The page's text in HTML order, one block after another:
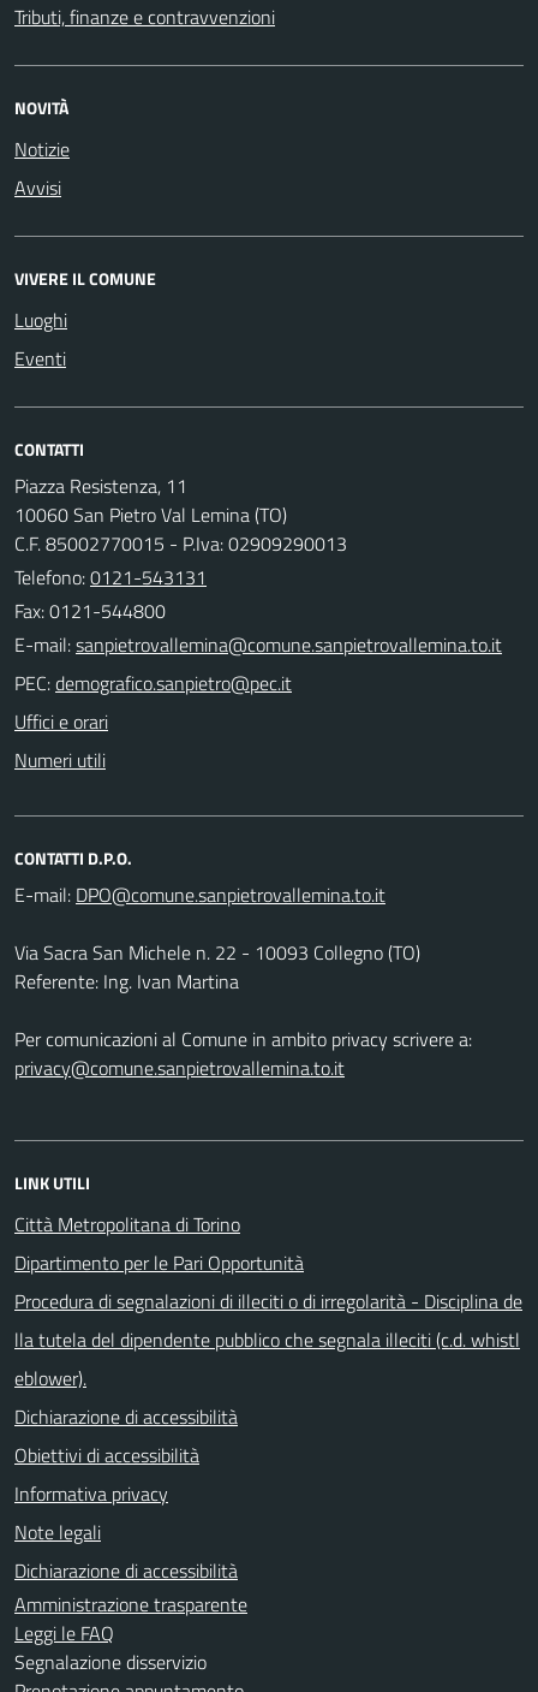
Tributi, finanze e contravvenzioni
NOVITÀ
Notizie
Avvisi
VIVERE IL COMUNE
Luoghi
Eventi
CONTATTI
Piazza Resistenza, 11
10060 San Pietro Val Lemina (TO)
C.F. 85002770015 - P.Iva: 02909290013
Telefono:0121-543131
Fax: 0121-544800
E-mail:
PEC:
Uffici e orari
Numeri utili
CONTATTI D.P.O.
E-mail:
Via Sacra San Michele n. 22 - 10093 Collegno (TO)
Referente: Ing. Ivan Martina
Per comunicazioni al Comune in ambito privacy scrivere a:
privacy@comune.sanpietrovallemina.to.it
LINK UTILI
Città Metropolitana di Torino
Dipartimento per le Pari Opportunità
Procedura di segnalazioni di illeciti o di irregolarità - Disciplina de
lla tutela del dipendente pubblico che segnala illeciti (c.d. whistl
eblower).
Dichiarazione di accessibilità
Obiettivi di accessibilità
Informativa privacy
Note legali
Dichiarazione di accessibilità
Amministrazione trasparente
Leggi le FAQ
Segnalazione disservizio